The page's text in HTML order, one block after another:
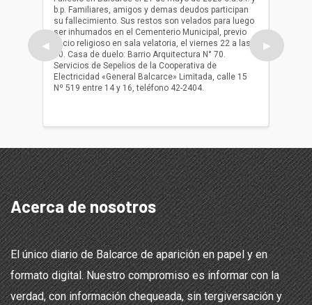
◀
b.p. Familiares, amigos y demas deudos participan
su fallecimiento. Sus restos son velados para luego
ser inhumados en el Cementerio Municipal, previo
oficio religioso en sala velatoria, el viernes 22 a las
10. Casa de duelo: Barrio Arquitectura N° 70.
Servicios de Sepelios de la Cooperativa de
Electricidad «General Balcarce» Limitada, calle 15
Nº 519 entre 14 y 16, teléfono 42-2404.
ser
oficio
▶
Acerca de nosotros
El único diario de Balcarce de aparición en papel y en
formato digital. Nuestro compromiso es informar con la
verdad, con información chequeada, sin tergiversación y